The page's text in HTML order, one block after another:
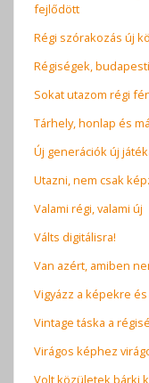
fejlődött
Régi szórakozás új
Régiségek,
Sokat utazom régi
Tárhely, honlap és
Új generációk új
Utazni, nem csak
Valami régi, valami új
Válts digitálisra!
Van azért, amiben
Vigyázz a képekre
Vintage táska a
Virágos képhez
Volt közületek bárki